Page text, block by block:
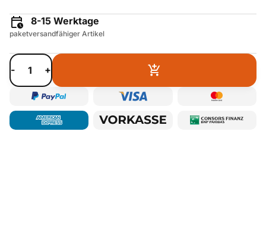
8-15 Werktage
paketversandfähiger Artikel
- +